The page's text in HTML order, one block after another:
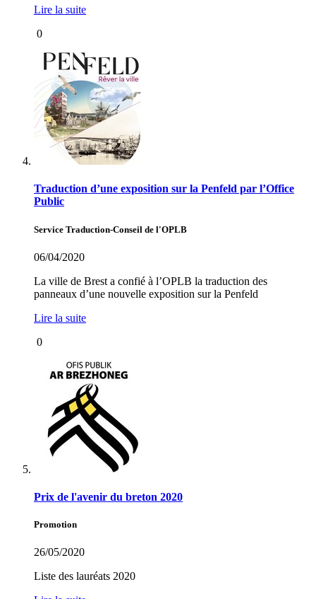
Lire la suite
0
Traduction d’une exposition sur la Penfeld par l’Office
Public
Service Traduction-Conseil de l'OPLB
06/04/2020
La ville de Brest a confié à l’OPLB la traduction des
panneaux d’une nouvelle exposition sur la Penfeld
Lire la suite
0
Prix de l'avenir du breton 2020
Promotion
26/05/2020
Liste des lauréats 2020